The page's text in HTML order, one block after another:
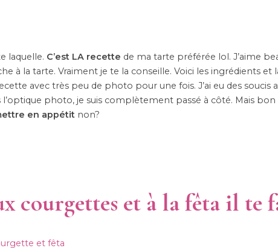
laquelle. C’est LA recette de ma tarte préférée lol. J’aime
à la tarte. Vraiment je te la conseille. Voici les ingrédients et
avec très peu de photo pour une fois. J’ai eu des soucis
photo, je suis complètement passé à côté. Mais bon
en appétit non?
courgettes et à la fêta il te